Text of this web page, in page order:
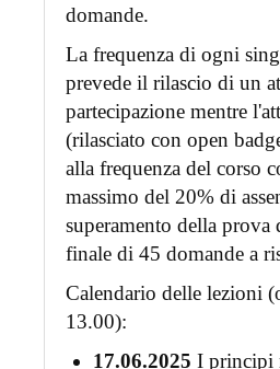
domande.
La frequenza di ogni
prevede il rilascio di un
partecipazione mentre
(rilasciato con open
alla frequenza del corso
massimo del 20% di
superamento della prova
finale di 45 domande a
Calendario delle lezioni
13.00):
17.06.2025 I principi